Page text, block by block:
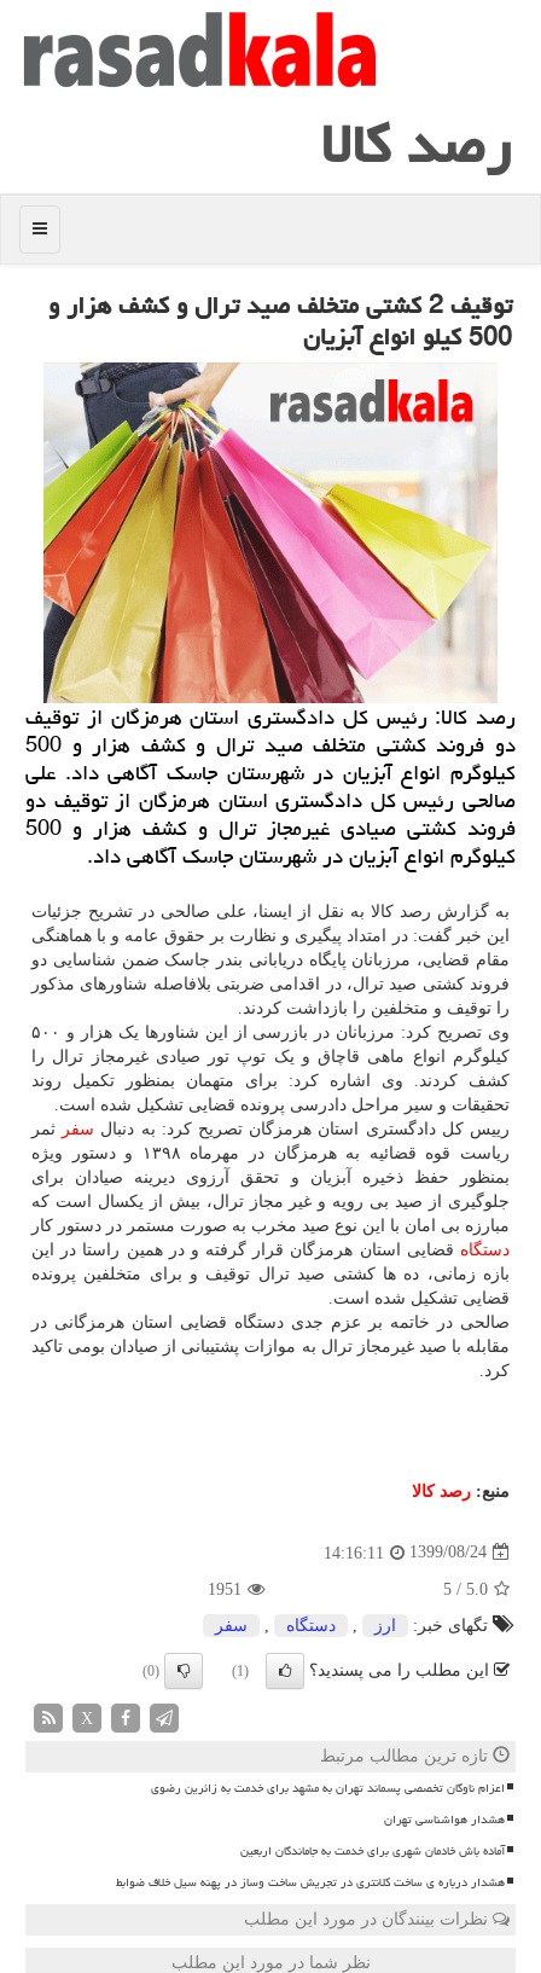
رصد كالا
منو
توقیف 2 كشتی متخلف صید ترال و كشف هزار و
500 كیلو انواع آبزیان
رصد كالا: رئیس كل دادگستری استان هرمزگان از توقیف
دو فروند كشتی متخلف صید ترال و كشف هزار و 500
كیلوگرم انواع آبزیان در شهرستان جاسك آگاهی داد. علی
صالحی رئیس كل دادگستری استان هرمزگان از توقیف دو
فروند كشتی صیادی غیرمجاز ترال و كشف هزار و 500
كیلوگرم انواع آبزیان در شهرستان جاسك آگاهی داد.
به گزارش رصد کالا به نقل از ایسنا، علی صالحی در تشریح جزئیات
این خبر گفت: در امتداد پیگیری و نظارت بر حقوق عامه و با هماهنگی
مقام قضایی، مرزبانان پایگاه دریابانی بندر جاسک ضمن شناسایی دو
فروند کشتی صید ترال، در اقدامی ضربتی بلافاصله شناورهای مذکور
را توقیف و متخلفین را بازداشت کردند.
وی تصریح کرد: مرزبانان در بازرسی از این شناورها یک هزار و ۵۰۰
کیلوگرم انواع ماهی قاچاق و یک توپ تور صیادی غیرمجاز ترال را
کشف کردند. وی اشاره کرد: برای متهمان بمنظور تکمیل روند
تحقیقات و سیر مراحل دادرسی پرونده قضایی تشکیل شده است.
رییس کل دادگستری استان هرمزگان تصریح کرد: به دنبال سفر ثمر
ریاست قوه قضائیه به هرمزگان در مهرماه ۱۳۹۸ و دستور ویژه
بمنظور حفظ ذخیره آبزیان و تحقق آرزوی دیرینه صیادان برای
جلوگیری از صید بی رویه و غیر مجاز ترال، بیش از یکسال است که
مبارزه بی امان با این نوع صید مخرب به صورت مستمر در دستور کار
دستگاه قضایی استان هرمزگان قرار گرفته و در همین راستا در این
بازه زمانی، ده ها کشتی صید ترال توقیف و برای متخلفین پرونده
قضایی تشکیل شده است.
صالحی در خاتمه بر عزم جدی دستگاه قضایی استان هرمزگانی در
مقابله با صید غیرمجاز ترال به موازات پشتیبانی از صیادان بومی تاکید
کرد.
منبع: رصد كالا
1399/08/24
14:16:11
5.0
/
5
1951
تگهای خبر:
ارز دستگاه سفر
این مطلب را می پسندید؟ (1)
(0)
X
تازه ترین مطالب مرتبط
اعزام ناوگان تخصصی پسماند تهران به مشهد برای خدمت به زائرین رضوی
هشدار هواشناسی تهران
آماده باش خادمان شهری برای خدمت به جاماندگان اربعین
هشدار درباره ی ساخت کلانتری در تجریش ساخت وساز در پهنه سیل خلاف ضوابط
نظرات بینندگان در مورد این مطلب
نظر شما در مورد این مطلب